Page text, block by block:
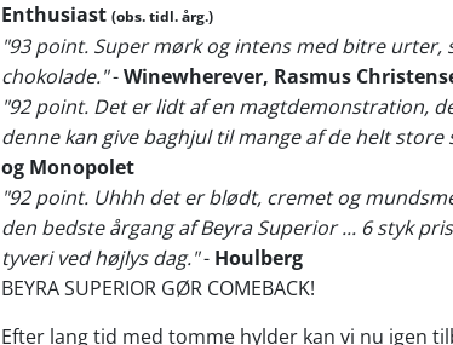
Enthusiast (obs. tidl. årg.)
"93 point. Super mørk og intens med bitre urter,
chokolade."-Winewherever, Rasmus
"92 point. Det er lidt af en magtdemonstration,
denne kan give baghjul til mange af de helt store
og Monopolet
"92 point. Uhhh det er blødt, cremet og
den bedste årgang af Beyra Superior ... 6 styk
tyveri ved højlys dag."- Houlberg
BEYRA SUPERIOR GØR COMEBACK!
Efter lang tid med tomme hylder kan vi nu igen